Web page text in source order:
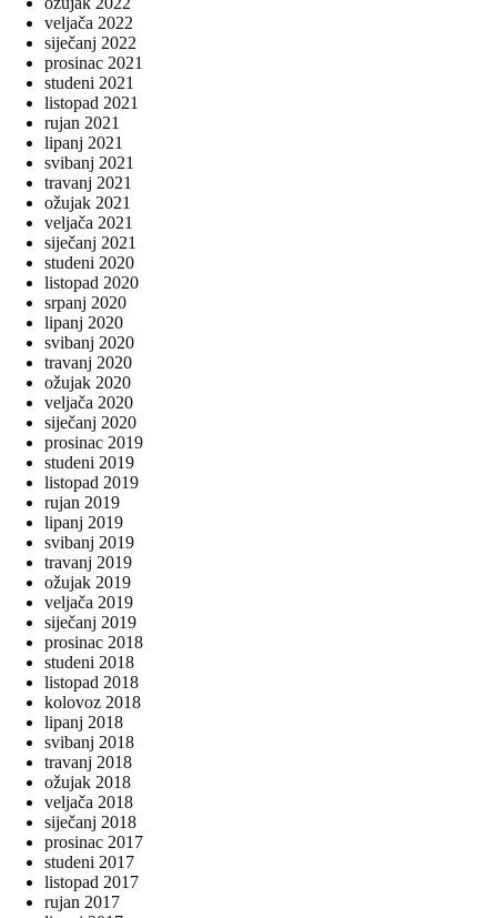
veljača 2022
siječanj 2022
prosinac 2021
studeni 2021
listopad 2021
rujan 2021
lipanj 2021
svibanj 2021
travanj 2021
ožujak 2021
veljača 2021
siječanj 2021
studeni 2020
listopad 2020
srpanj 2020
lipanj 2020
svibanj 2020
travanj 2020
ožujak 2020
veljača 2020
siječanj 2020
prosinac 2019
studeni 2019
listopad 2019
rujan 2019
lipanj 2019
svibanj 2019
travanj 2019
ožujak 2019
veljača 2019
siječanj 2019
prosinac 2018
studeni 2018
listopad 2018
kolovoz 2018
lipanj 2018
svibanj 2018
travanj 2018
ožujak 2018
veljača 2018
siječanj 2018
prosinac 2017
studeni 2017
listopad 2017
rujan 2017